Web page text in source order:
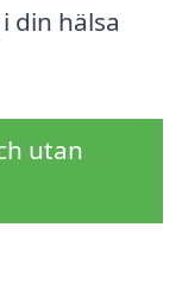
din hälsa
utan